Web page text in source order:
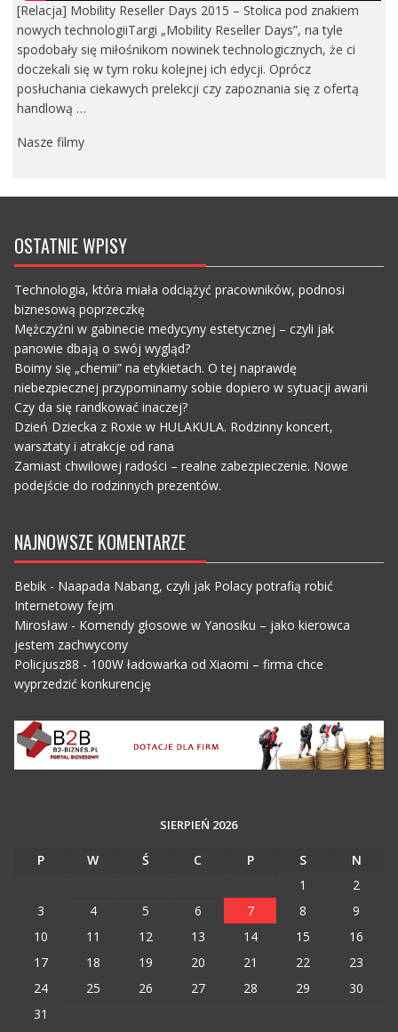
[Relacja] Mobility Reseller Days 2015 – Stolica pod znakiem
nowych technologiiTargi „Mobility Reseller Days”, na tyle
spodobały się miłośnikom nowinek technologicznych, że ci
doczekali się w tym roku kolejnej ich edycji. Oprócz
posłuchania ciekawych prelekcji czy zapoznania się z ofertą
handlową …
Nasze filmy
OSTATNIE WPISY
Technologia, która miała odciążyć pracowników, podnosi
biznesową poprzeczkę
Mężczyźni w gabinecie medycyny estetycznej – czyli jak
panowie dbają o swój wygląd?
Boimy się „chemii” na etykietach. O tej naprawdę
niebezpiecznej przypominamy sobie dopiero w sytuacji awarii
Czy da się randkować inaczej?
Dzień Dziecka z Roxie w HULAKULA. Rodzinny koncert,
warsztaty i atrakcje od rana
Zamiast chwilowej radości – realne zabezpieczenie. Nowe
podejście do rodzinnych prezentów.
NAJNOWSZE KOMENTARZE
Bebik- Naapada Nabang, czyli jak Polacy potrafią robić
Internetowy fejm
Mirosław- Komendy głosowe w Yanosiku – jako kierowca
jestem zachwycony
Policjusz88 - 100W ładowarka od Xiaomi – firma chce
wyprzedzić konkurencję
SIERPIEŃ 2026
P W Ś C P S
N
1
2
3
4 5 6 7 8
9
10
11 12 13 14 15
16
17
18 19 20 21 22
23
24
25 26 27 28 29
30
31